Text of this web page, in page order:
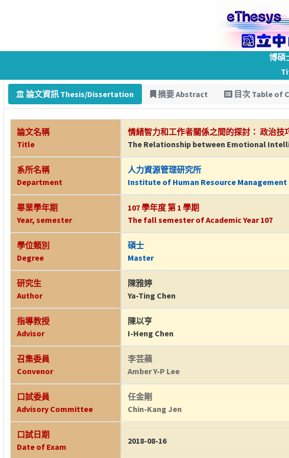
博碩
論文資訊 Thesis/Dissertation 摘要 Abstract 目次 Table of
論文名稱
Title
情緒智力和工作者關係之間的探討： 政治技
The Relationship between Emotional
系所名稱
Department
人力資源管理研究所
Institute of Human Resource Management
畢業學年期
Year, semester
107 學年度 第 1 學期
The fall semester of Academic Year 107
學位類別
Degree
碩士
Master
研究生
Author
陳雅婷
Ya-Ting Chen
指導教授
Advisor
陳以亨
I-Heng Chen
召集委員
Convenor
李芸蘋
Amber Y-P Lee
口試委員
Advisory Committee
任金剛
Chin-Kang Jen
口試日期
Date of Exam
2018-08-16